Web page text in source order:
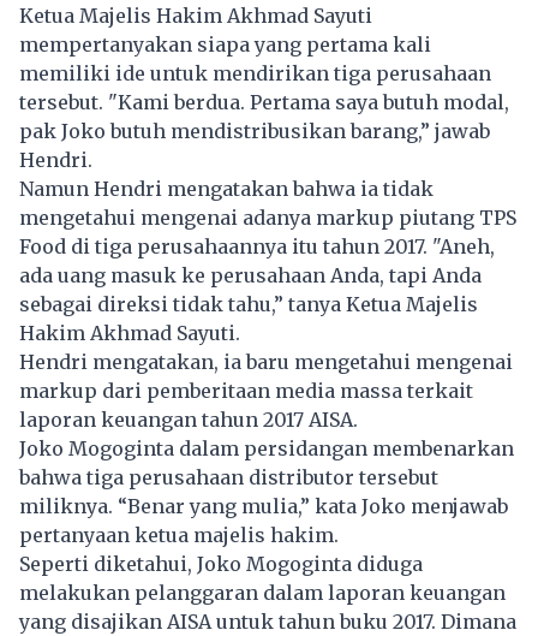
Ketua Majelis Hakim Akhmad Sayuti
mempertanyakan siapa yang pertama kali
memiliki ide untuk mendirikan tiga perusahaan
tersebut. "Kami berdua. Pertama saya butuh modal,
pak Joko butuh mendistribusikan barang,” jawab
Hendri.
Namun Hendri mengatakan bahwa ia tidak
mengetahui mengenai adanya markup piutang TPS
Food di tiga perusahaannya itu tahun 2017. "Aneh,
ada uang masuk ke perusahaan Anda, tapi Anda
sebagai direksi tidak tahu,” tanya Ketua Majelis
Hakim Akhmad Sayuti.
Hendri mengatakan, ia baru mengetahui mengenai
markup dari pemberitaan media massa terkait
laporan keuangan tahun 2017 AISA.
Joko Mogoginta dalam persidangan membenarkan
bahwa tiga perusahaan distributor tersebut
miliknya. “Benar yang mulia,” kata Joko menjawab
pertanyaan ketua majelis hakim.
Seperti diketahui, Joko Mogoginta diduga
melakukan pelanggaran dalam laporan keuangan
yang disajikan AISA untuk tahun buku 2017. Dimana